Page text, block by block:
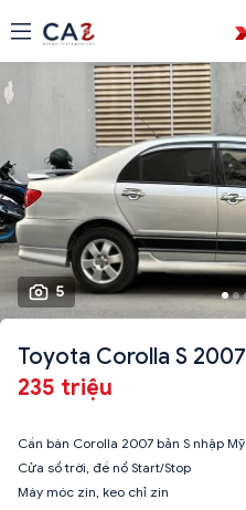
5
Toyota Corolla S 2007
235 triệu
Cần bán Corolla 2007 bản S nhập Mỹ
Cửa sổ trời, đề nổ Start/Stop
Máy móc zin, keo chỉ zin